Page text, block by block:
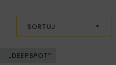
SORTUJ
„DEEPSPOT”